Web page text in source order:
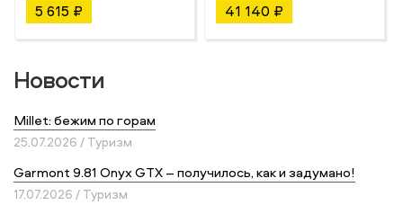
5 615 ₽
41 140 ₽
Новости
Millet: бежим по горам
25.07.2026 / Туризм
Garmont 9.81 Onyx GTX – получилось, как и задумано!
17.07.2026 / Туризм